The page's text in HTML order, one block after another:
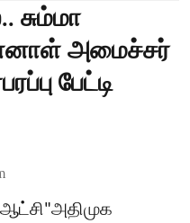
அமைச்சர்
பேட்டி